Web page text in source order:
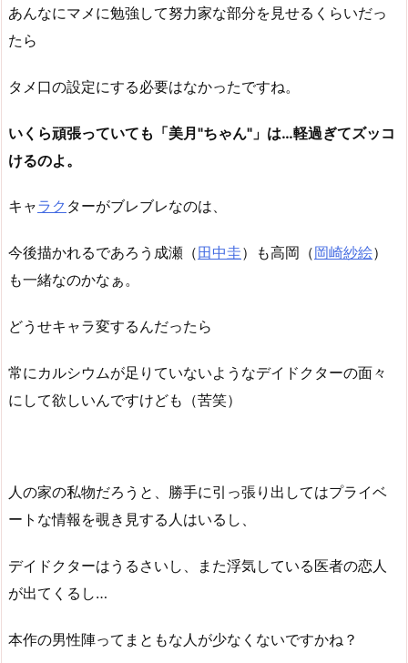
あんなにマメに勉強して努力家な部分を見せるくらいだっ
たら
タメ口の設定にする必要はなかったですね。
いくら頑張っていても「美月"ちゃん"」は…軽過ぎてズッコ
けるのよ。
キャラク ターがブレブレなのは、
今後描かれるであろう成瀬（田中圭）も高岡（岡崎紗絵）
も一緒なのかなぁ。
どうせキャラ変するんだったら
常にカルシウムが足りていないようなデイドクターの面々
にして欲しいんですけども（苦笑）
人の家の私物だろうと、勝手に引っ張り出してはプライベ
ートな情報を覗き見する人はいるし、
デイドクターはうるさいし、また浮気している医者の恋人
が出てくるし…
本作の男性陣ってまともな人が少なくないですかね？